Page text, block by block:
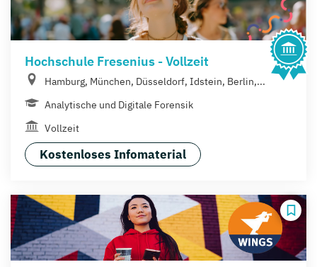
Hochschule Fresenius - Vollzeit
Hamburg, München, Düsseldorf, Idstein, Berlin,...
Analytische und Digitale Forensik
Vollzeit
Kostenloses Infomaterial